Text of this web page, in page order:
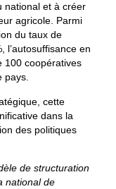
national et à créer
agricole. Parmi
du taux de
l’autosuffisance en
100 coopératives
pays.
cette
dans la
des politiques
de structuration
national de